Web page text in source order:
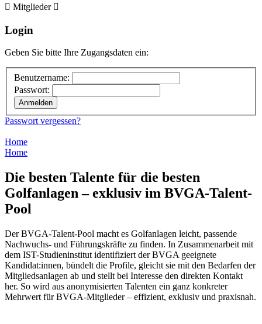
 Mitglieder 
Login
Geben Sie bitte Ihre Zugangsdaten ein:
Benutzername:
Passwort:
Passwort vergessen?
Home
Home
Die besten Talente für die besten
Golfanlagen – exklusiv im BVGA-Talent-
Pool
Der BVGA-Talent-Pool macht es Golfanlagen leicht, passende
Nachwuchs- und Führungskräfte zu finden. In Zusammenarbeit mit
dem IST-Studieninstitut identifiziert der BVGA geeignete
Kandidat:innen, bündelt die Profile, gleicht sie mit den Bedarfen der
Mitgliedsanlagen ab und stellt bei Interesse den direkten Kontakt
her. So wird aus anonymisierten Talenten ein ganz konkreter
Mehrwert für BVGA-Mitglieder – effizient, exklusiv und praxisnah.